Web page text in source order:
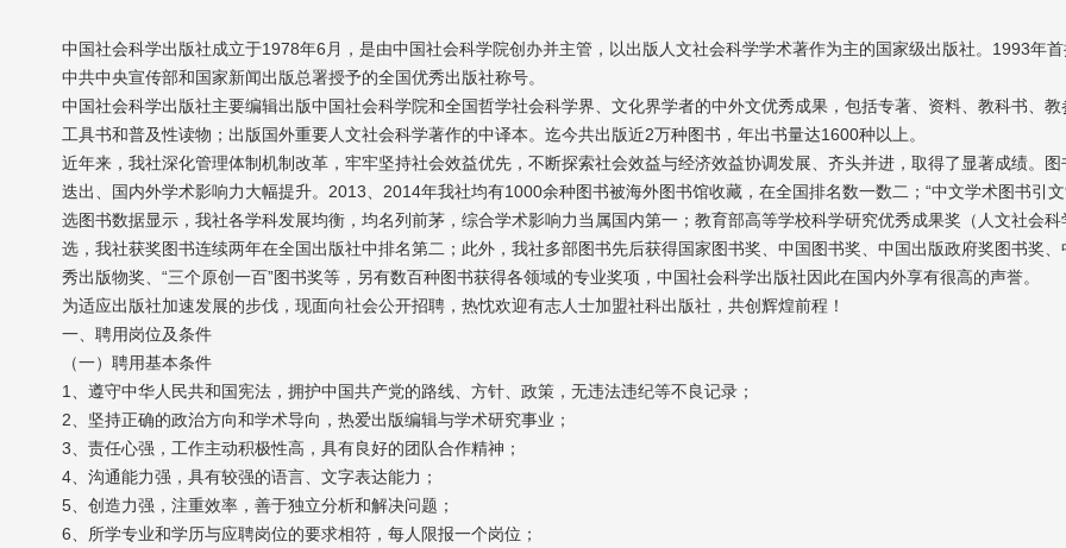
中国社会科学出版社成立于1978年6月，是由中国社会科学院创办并主管，以出版人文社会科学学术著作为主的国家级出版社。1993年
中共中央宣传部和国家新闻出版总署授予的全国优秀出版社称号。
中国社会科学出版社主要编辑出版中国社会科学院和全国哲学社会科学界、文化界学者的中外文优秀成果，包括专著、资料、教科书、教
工具书和普及性读物；出版国外重要人文社会科学著作的中译本。迄今共出版近2万种图书，年出书量达1600种以上。
近年来，我社深化管理体制机制改革，牢牢坚持社会效益优先，不断探索社会效益与经济效益协调发展、齐头并进，取得了显著成绩。图
迭出、国内外学术影响力大幅提升。2013、2014年我社均有1000余种图书被海外图书馆收藏，在全国排名数一数二；“中文学术图书引文
选图书数据显示，我社各学科发展均衡，均名列前茅，综合学术影响力当属国内第一；教育部高等学校科学研究优秀成果奖（人文社会科
选，我社获奖图书连续两年在全国出版社中排名第二；此外，我社多部图书先后获得国家图书奖、中国图书奖、中国出版政府奖图书奖、
秀出版物奖、“三个原创一百”图书奖等，另有数百种图书获得各领域的专业奖项，中国社会科学出版社因此在国内外享有很高的声誉。
为适应出版社加速发展的步伐，现面向社会公开招聘，热忱欢迎有志人士加盟社科出版社，共创辉煌前程！
一、聘用岗位及条件
（一）聘用基本条件
1、遵守中华人民共和国宪法，拥护中国共产党的路线、方针、政策，无违法违纪等不良记录；
2、坚持正确的政治方向和学术导向，热爱出版编辑与学术研究事业；
3、责任心强，工作主动积极性高，具有良好的团队合作精神；
4、沟通能力强，具有较强的语言、文字表达能力；
5、创造力强，注重效率，善于独立分析和解决问题；
6、所学专业和学历与应聘岗位的要求相符，每人限报一个岗位；